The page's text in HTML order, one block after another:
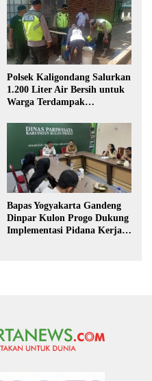
Polsek Kaligondang Salurkan
1.200 Liter Air Bersih untuk
Warga Terdampak
Bapas Yogyakarta Gandeng
Dinpar Kulon Progo Dukung
Implementasi Pidana Kerja